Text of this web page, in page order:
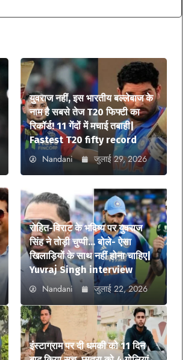
युवराज नहीं, इस भारतीय बल्लेबाज के
नाम है सबसे तेज T20 फिफ्टी का
रिकॉर्ड! 11 गेंदों में मचाई तबाही|
Fastest T20 fifty record
Nandani जुलाई 29, 2026
रोहित-विराट के भविष्य पर युवराज
सिंह ने तोड़ी चुप्पी… बोले- ऐसा
खिलाड़ियों के साथ नहीं होना चाहिए|
Yuvraj Singh interview
Nandani जुलाई 22, 2026
इंस्टाग्राम पर दी धमकी को 11 दिन